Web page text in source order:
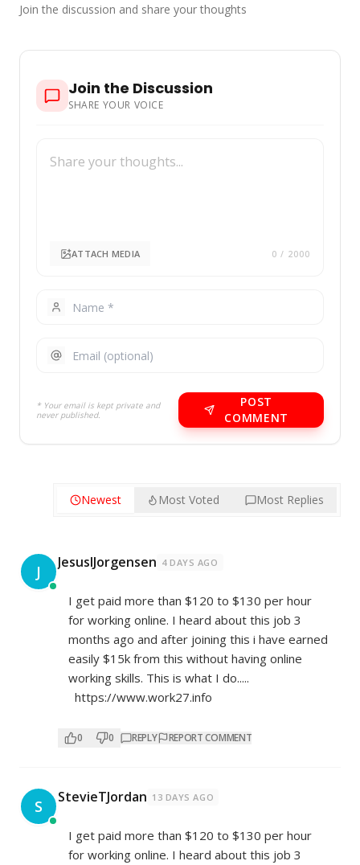
Join the discussion and share your thoughts
Join the Discussion
SHARE YOUR VOICE
ATTACH MEDIA 0 / 2000
* Your email is kept private and
never published.
POST
COMMENT
Newest Most Voted Most Replies
J JesusIJorgensen 4 DAYS AGO
I get paid more than $120 to $130 per hour
for working online. I heard about this job 3
months ago and after joining this i have earned
easily $15k from this without having online
working skills. This is what I do.....
https://www.work27.info
0 0 REPLY REPORT COMMENT
S StevieTJordan 13 DAYS AGO
I get paid more than $120 to $130 per hour
for working online. I heard about this job 3